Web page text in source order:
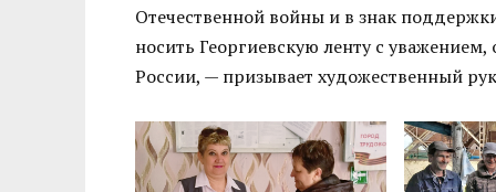
Отечественной войны и в знак
носить Георгиевскую ленту с
России, — призывает художественный